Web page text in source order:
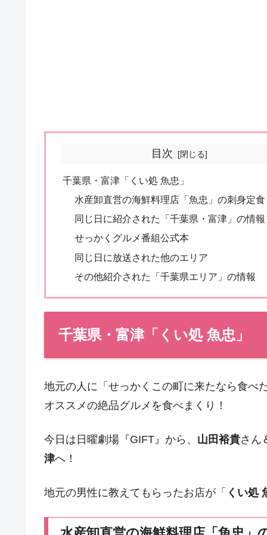
目次
千葉県・富津「くい処 魚忠」
水産卸直営の海鮮料理店「魚忠」の刺身定
同じ日に紹介された「千葉県・富津」の情報
せっかくグルメ番組公式本
同じ日に放送された他のエリア
その他紹介された「千葉県エリア」の情報
千葉県・富津「くい処 魚忠」
地元の人に「せっかくこの町に来たなら食べ
オススメの絶品グルメを食べまくり！
今日は日曜劇場『GIFT』から、 山田裕貴さん
津へ！
地元の男性に教えてもらったお店が「 くい処